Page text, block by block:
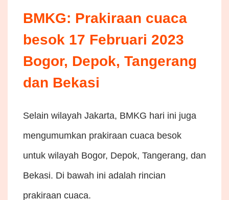
BMKG: Prakiraan cuaca
besok 17 Februari 2023
Bogor, Depok, Tangerang
dan Bekasi
Selain wilayah Jakarta, BMKG hari ini juga
mengumumkan prakiraan cuaca besok
untuk wilayah Bogor, Depok, Tangerang, dan
Bekasi. Di bawah ini adalah rincian
prakiraan cuaca.